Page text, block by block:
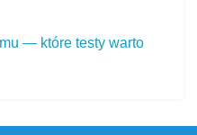
— które testy warto